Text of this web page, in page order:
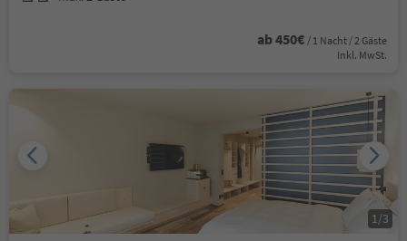
ab 450€ / 1 Nacht / 2 Gäste
Inkl. MwSt.
1/3